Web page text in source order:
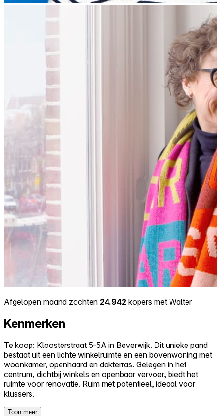
Afgelopen maand zochten 24.942 kopers met Walter
Kenmerken
Te koop: Kloosterstraat 5-5A in Beverwijk. Dit unieke pand
bestaat uit een lichte winkelruimte en een bovenwoning met
woonkamer, openhaard en dakterras. Gelegen in het
centrum, dichtbij winkels en openbaar vervoer, biedt het
ruimte voor renovatie. Ruim met potentieel, ideaal voor
klussers.
Toon meer